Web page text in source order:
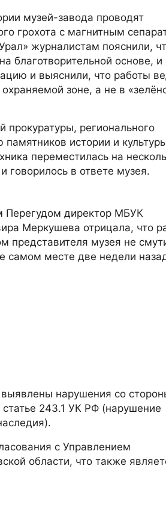
музей-завода проводят
грохота с магнитным
журналистам пояснили,
благотворительной основе, и
и выяснили, что работы
зоне, а не в
прокуратуры, регионального
истории и
переместилась на
говорилось в ответе музея.
Перегудом директор МБУК
Меркушева отрицала, что
представителя музея не
самом месте две недели
нарушения со
243.1 УК РФ (нарушение
с Управлением
области, что также